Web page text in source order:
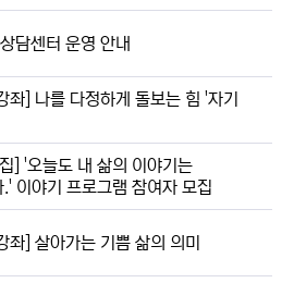
담센터 운영 안내
좌] 나를 다정하게 돌보는 힘 '자기
] '오늘도 내 삶의 이야기는
이야기 프로그램 참여자 모집
좌] 살아가는 기쁨 삶의 의미